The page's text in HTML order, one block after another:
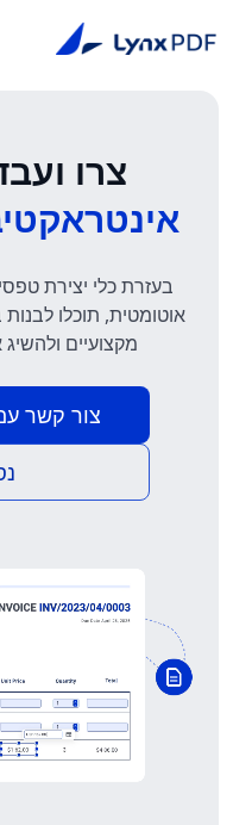
צרו
בעזרת כלי יצירת
אוטומטית, תוכלו
מקצועיים ולהשיג
צור קשר